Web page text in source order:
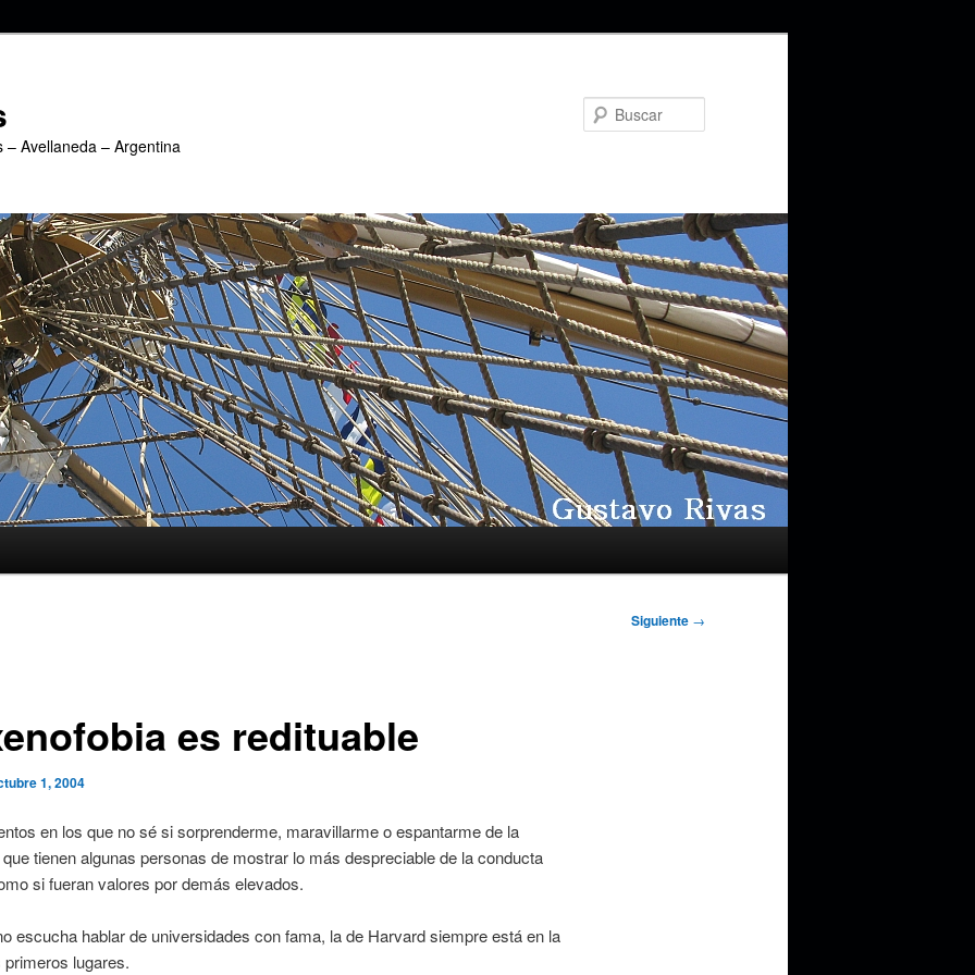
Avellaneda – Argentina
Siguiente →
es redituable
1, 2004
en los que no sé si sorprenderme, maravillarme o espantarme de la
tienen algunas personas de mostrar lo más despreciable de la conducta
si fueran valores por demás elevados.
escucha hablar de universidades con fama, la de Harvard siempre está en la
primeros lugares.